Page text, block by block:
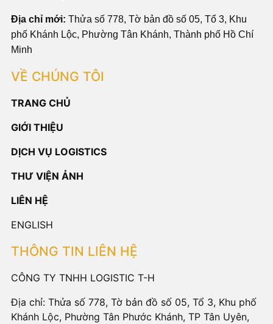
Địa chỉ mới: Thửa số 778, Tờ bản đồ số 05, Tổ 3, Khu
phố Khánh Lộc, Phường Tân Khánh, Thành phố Hồ Chí
Minh
VỀ CHÚNG TÔI
TRANG CHỦ
GIỚI THIỆU
DỊCH VỤ LOGISTICS
THƯ VIỆN ẢNH
LIÊN HỆ
ENGLISH
THÔNG TIN LIÊN HỆ
CÔNG TY TNHH LOGISTIC T-H
Địa chỉ: Thửa số 778, Tờ bản đồ số 05, Tổ 3, Khu phố
Khánh Lộc, Phường Tân Phước Khánh, TP Tân Uyên,